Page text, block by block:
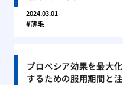
2024.03.01
薄毛
プロペシア効果を最大化
するための服用期間と注